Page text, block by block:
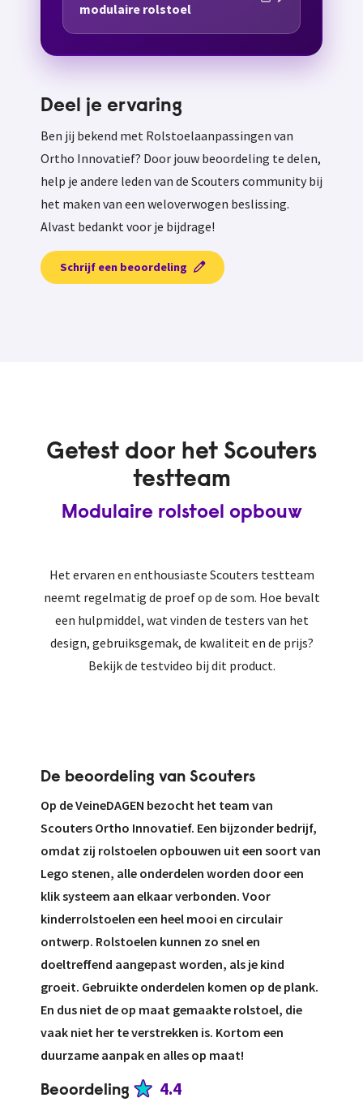
modulaire rolstoel
Deel je ervaring
Ben jij bekend met Rolstoelaanpassingen van
Ortho Innovatief? Door jouw beoordeling te delen,
help je andere leden van de Scouters community bij
het maken van een weloverwogen beslissing.
Alvast bedankt voor je bijdrage!
Schrijf een beoordeling
Getest door het Scouters
testteam
Modulaire rolstoel opbouw
Het ervaren en enthousiaste Scouters testteam
neemt regelmatig de proef op de som. Hoe bevalt
een hulpmiddel, wat vinden de testers van het
design, gebruiksgemak, de kwaliteit en de prijs?
Bekijk de testvideo bij dit product.
De beoordeling van Scouters
Op de VeineDAGEN bezocht het team van
Scouters Ortho Innovatief. Een bijzonder bedrijf,
omdat zij rolstoelen opbouwen uit een soort van
Lego stenen, alle onderdelen worden door een
klik systeem aan elkaar verbonden. Voor
kinderrolstoelen een heel mooi en circulair
ontwerp. Rolstoelen kunnen zo snel en
doeltreffend aangepast worden, als je kind
groeit. Gebruikte onderdelen komen op de plank.
En dus niet de op maat gemaakte rolstoel, die
vaak niet her te verstrekken is. Kortom een
duurzame aanpak en alles op maat!
Beoordeling 4.4